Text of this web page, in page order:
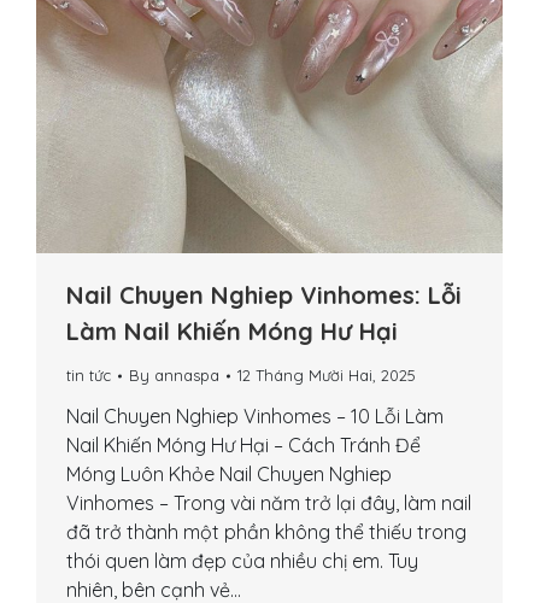
Nail Chuyen Nghiep Vinhomes: Lỗi
Làm Nail Khiến Móng Hư Hại
tin tức By annaspa 12 Tháng Mười Hai, 2025
Nail Chuyen Nghiep Vinhomes – 10 Lỗi Làm
Nail Khiến Móng Hư Hại – Cách Tránh Để
Móng Luôn Khỏe Nail Chuyen Nghiep
Vinhomes – Trong vài năm trở lại đây, làm nail
đã trở thành một phần không thể thiếu trong
thói quen làm đẹp của nhiều chị em. Tuy
nhiên, bên cạnh vẻ…